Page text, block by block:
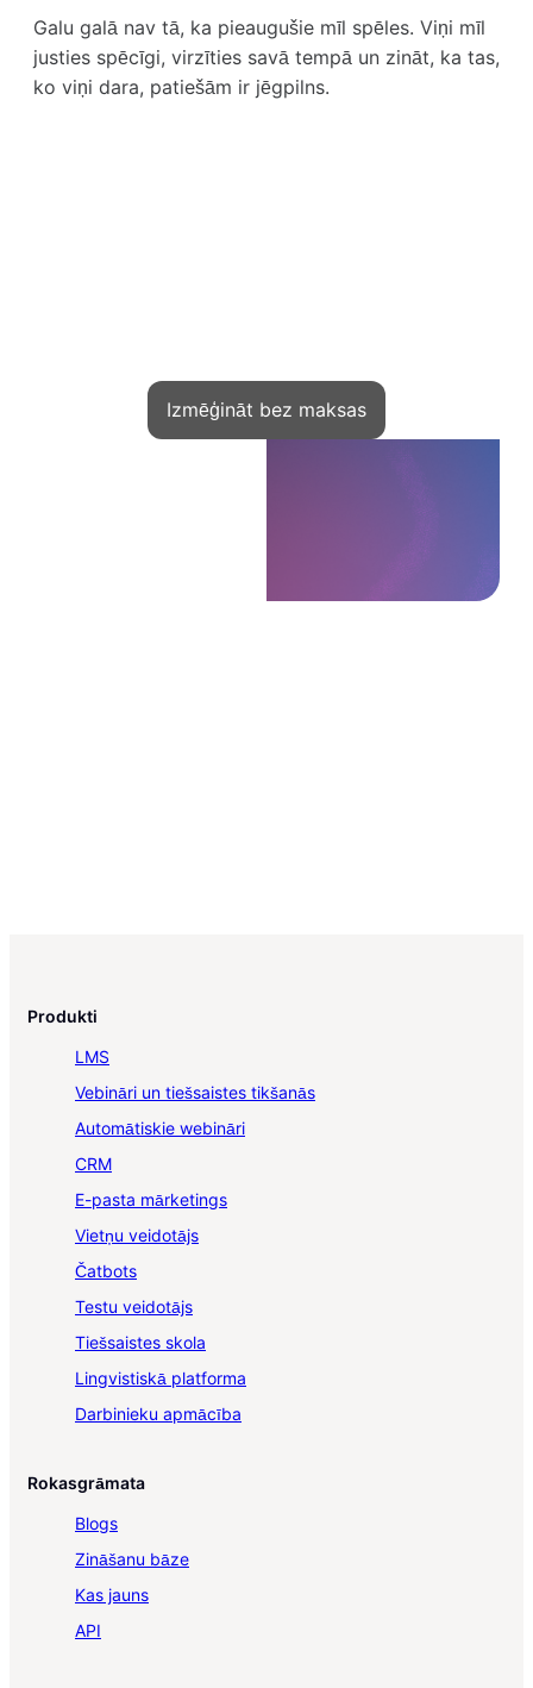
Galu galā nav tā, ka pieaugušie mīl spēles. Viņi mīl
justies spēcīgi, virzīties savā tempā un zināt, ka tas,
ko viņi dara, patiešām ir jēgpilns.
Izmēģināt bez maksas
Produkti
LMS
Vebināri un tiešsaistes tikšanās
Automātiskie webināri
CRM
E-pasta mārketings
Vietņu veidotājs
Čatbots
Testu veidotājs
Tiešsaistes skola
Lingvistiskā platforma
Darbinieku apmācība
Rokasgrāmata
Blogs
Zināšanu bāze
Kas jauns
API